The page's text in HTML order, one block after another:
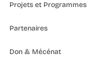
Projets et Programmes
Partenaires
Don & Mécénat